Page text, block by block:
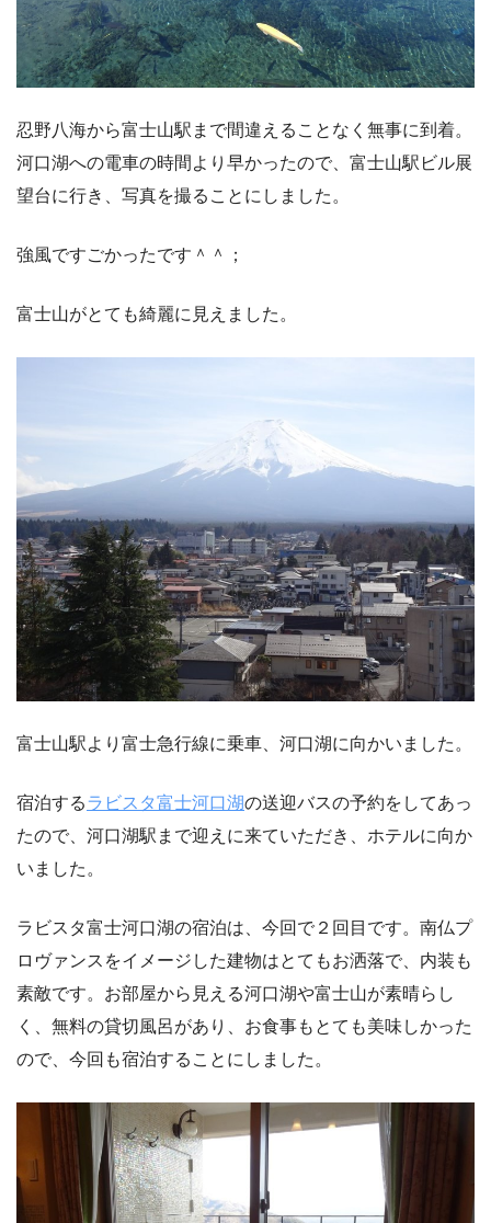
忍野八海から富士山駅まで間違えることなく無事に到着。
河口湖への電車の時間より早かったので、富士山駅ビル展
望台に行き、写真を撮ることにしました。
強風ですごかったです＾＾；
富士山がとても綺麗に見えました。
富士山駅より富士急行線に乗車、河口湖に向かいました。
宿泊するラビスタ富士河口湖の送迎バスの予約をしてあっ
たので、河口湖駅まで迎えに来ていただき、ホテルに向か
いました。
ラビスタ富士河口湖の宿泊は、今回で２回目です。南仏プ
ロヴァンスをイメージした建物はとてもお洒落で、内装も
素敵です。お部屋から見える河口湖や富士山が素晴らし
く、無料の貸切風呂があり、お食事もとても美味しかった
ので、今回も宿泊することにしました。